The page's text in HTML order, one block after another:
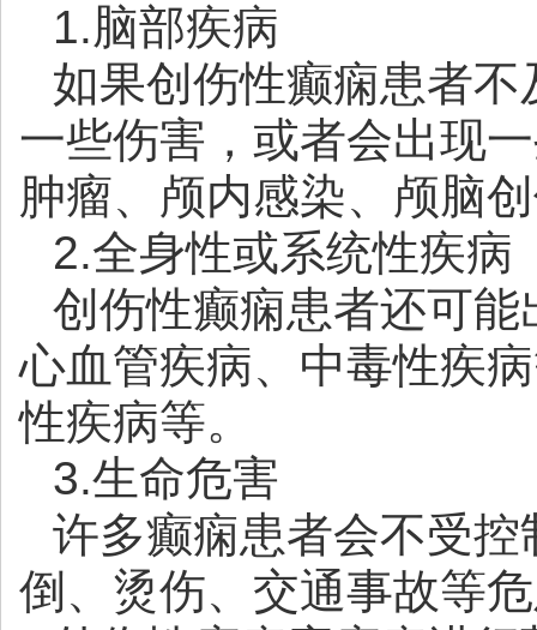
1.脑部疾病
如果创伤性癫痫患者
一些伤害，或者会出现
肿瘤、颅内感染、颅脑
2.全身性或系统性疾病
创伤性癫痫患者还可
心血管疾病、中毒性疾
性疾病等。
3.生命危害
许多癫痫患者会不受
倒、烫伤、交通事故等